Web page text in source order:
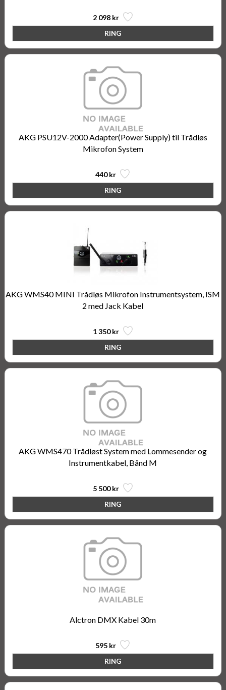
2 098 kr
AKG PSU12V-2000 Adapter(Power Supply) til Trådløs
Mikrofon System
440 kr
AKG WMS40 MINI Trådløs Mikrofon Instrumentsystem, ISM
2 med Jack Kabel
1 350 kr
AKG WMS470 Trådløst System med Lommesender og
Instrumentkabel, Bånd M
5 500 kr
Alctron DMX Kabel 30m
595 kr